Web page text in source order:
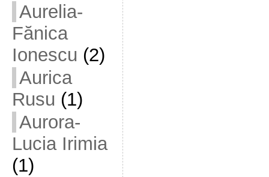
Aurelia-
Fănica
Ionescu (2)
Aurica
Rusu (1)
Aurora-
Lucia Irimia
(1)